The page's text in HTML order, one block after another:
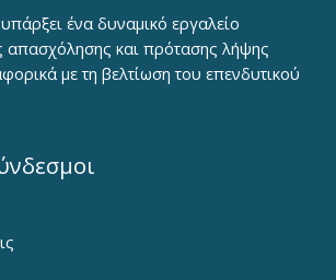
ένα δυναμικό εργαλείο
απασχόλησης και πρότασης λήψης
με τη βελτίωση του επενδυτικού